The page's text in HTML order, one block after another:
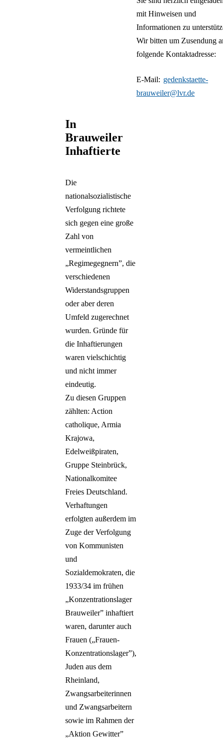
mit Hinweisen und
Informationen zu
Wir bitten um Zusendung
folgende Kontaktadresse:
E-Mail: gedenkstaette-
brauweiler@lvr.de
In
Brauweiler
Inhaftierte
Die
nationalsozialistische
Verfolgung richtete
sich gegen eine große
Zahl von
vermeintlichen
„Regimegegnern”, die
verschiedenen
Widerstandsgruppen
oder aber deren
Umfeld zugerechnet
wurden. Gründe für
die Inhaftierungen
waren vielschichtig
und nicht immer
eindeutig.
Zu diesen Gruppen
zählten: Action
catholique, Armia
Krajowa,
Edelweißpiraten,
Gruppe Steinbrück,
Nationalkomitee
Freies Deutschland.
Verhaftungen
erfolgten außerdem im
Zuge der Verfolgung
von Kommunisten
und
Sozialdemokraten, die
1933/34 im frühen
„Konzentrationslager
Brauweiler” inhaftiert
waren, darunter auch
Frauen („Frauen-
Konzentrationslager”),
Juden aus dem
Rheinland,
Zwangsarbeiterinnen
und Zwangsarbeitern
sowie im Rahmen der
„Aktion Gewitter”